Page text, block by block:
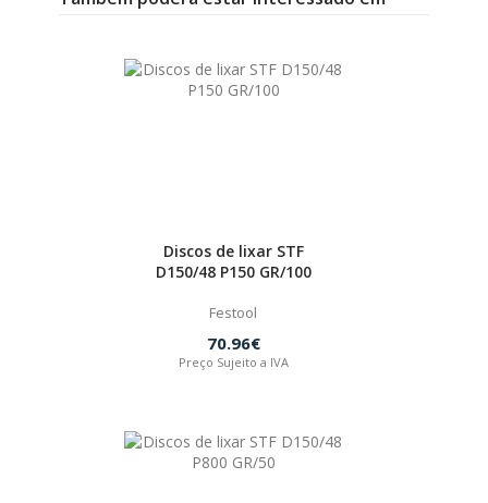
Discos de lixar STF
D150/48 P150 GR/100
Festool
70.96€
Preço Sujeito a IVA